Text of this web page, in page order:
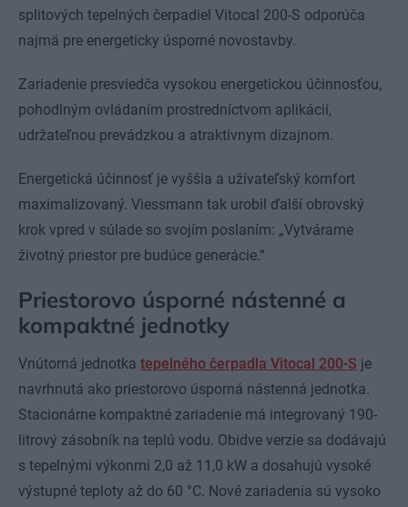
splitových tepelných čerpadiel Vitocal 200-S odporúča
najmä pre energeticky úsporné novostavby.
Zariadenie presviedča vysokou energetickou účinnosťou,
pohodlným ovládaním prostredníctvom aplikácií,
udržateľnou prevádzkou a atraktívnym dizajnom.
Energetická účinnosť je vyššia a užívateľský komfort
maximalizovaný. Viessmann tak urobil ďalší obrovský
krok vpred v súlade so svojím poslaním: „Vytvárame
životný priestor pre budúce generácie.“
Priestorovo úsporné nástenné a
kompaktné jednotky
Vnútorná jednotka tepelného čerpadla Vitocal 200-S je
navrhnutá ako priestorovo úsporná nástenná jednotka.
Stacionárne kompaktné zariadenie má integrovaný 190-
litrový zásobník na teplú vodu. Obidve verzie sa dodávajú
s tepelnými výkonmi 2,0 až 11,0 kW a dosahujú vysoké
výstupné teploty až do 60 °C. Nové zariadenia sú vysoko